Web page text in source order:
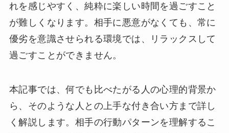
れを感じやすく、純粋に楽しい時間を過ごすこと
が難しくなります。相手に悪意がなくても、常に
優劣を意識させられる環境では、リラックスして
過ごすことができません。
本記事では、何でも比べたがる人の心理的背景か
ら、そのような人との上手な付き合い方まで詳し
く解説します。相手の行動パターンを理解するこ